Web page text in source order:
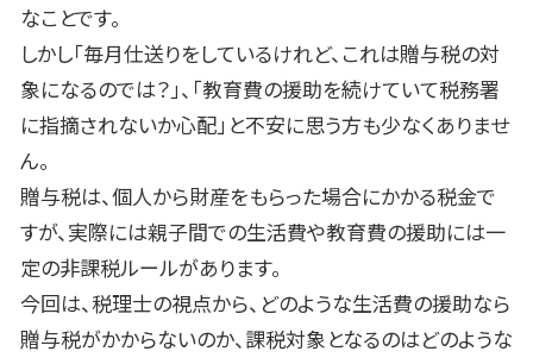
なことです。
しかし「毎月仕送りをしているけれど、これは贈与税の対
象になるのでは？」、「教育費の援助を続けていて税務署
に指摘されないか心配」と不安に思う方も少なくありませ
ん。
贈与税は、個人から財産をもらった場合にかかる税金で
すが、実際には親子間での生活費や教育費の援助には一
定の非課税ルールがあります。
今回は、税理士の視点から、どのような生活費の援助なら
贈与税がかからないのか、課税対象となるのはどのような